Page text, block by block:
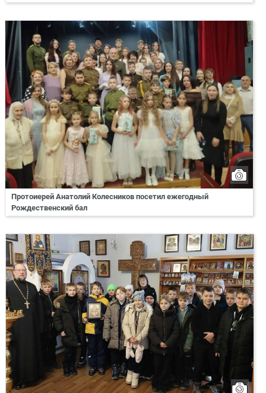
Протоиерей Анатолий Колесников посетил ежегодный
Рождественский бал